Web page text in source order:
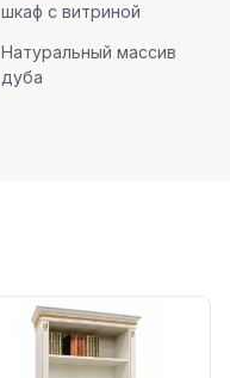
шкаф с витриной
Натуральный массив
дуба